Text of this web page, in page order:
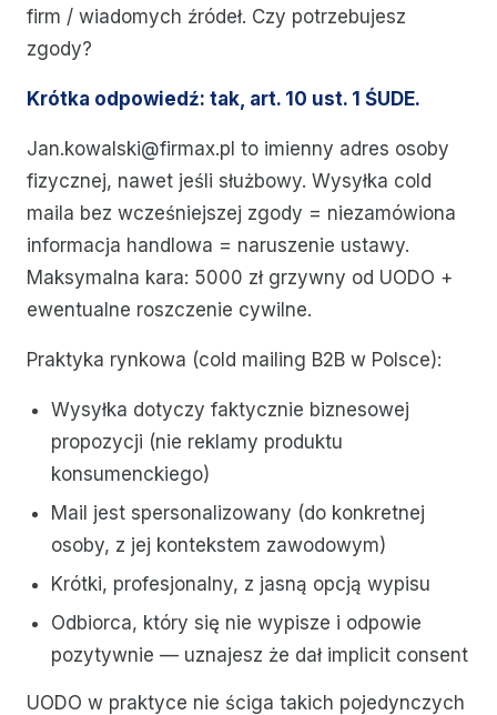
firm / wiadomych źródeł. Czy potrzebujesz
zgody?
Krótka odpowiedź: tak, art. 10 ust. 1 ŚUDE.
Jan.kowalski@firmax.pl to imienny adres osoby
fizycznej, nawet jeśli służbowy. Wysyłka cold
maila bez wcześniejszej zgody = niezamówiona
informacja handlowa = naruszenie ustawy.
Maksymalna kara: 5000 zł grzywny od UODO +
ewentualne roszczenie cywilne.
Praktyka rynkowa (cold mailing B2B w Polsce):
Wysyłka dotyczy faktycznie biznesowej
propozycji (nie reklamy produktu
konsumenckiego)
Mail jest spersonalizowany (do konkretnej
osoby, z jej kontekstem zawodowym)
Krótki, profesjonalny, z jasną opcją wypisu
Odbiorca, który się nie wypisze i odpowie
pozytywnie — uznajesz że dał implicit consent
UODO w praktyce nie ściga takich pojedynczych